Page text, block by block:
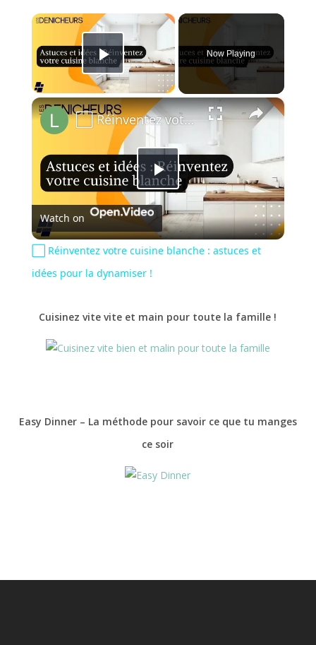
×
Play Video
Now Playing
×
Play
Video
⬜️ Réinventez votre cuisine blanche : astuces et idées pour la dynamiser !
Watch on
⬜️ Réinventez votre cuisine blanche : astuces et
idées pour la dynamiser !
Cuisinez vite vite et main pour toute la famille !
Easy Dinner – La méthode pour savoir ce que tu manges
ce soir